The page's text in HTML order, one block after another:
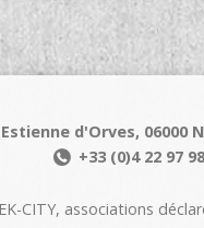
d'Orves, 06000
+33 (0)4 22 97
CITY, associations